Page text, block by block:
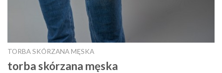
TORBA SKÓRZANA MĘSKA
torba skórzana męska